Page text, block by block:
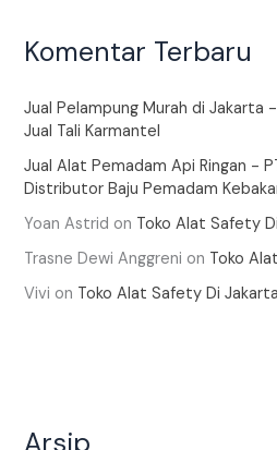
Komentar Terbaru
Jual Pelampung Murah di Jakarta -
Jual Tali Karmantel
Jual Alat Pemadam Api Ringan -
Distributor Baju Pemadam
Yoan Astrid on Toko Alat Safety
Trasne Dewi Anggreni on Toko
Vivi on Toko Alat Safety Di Jakarta